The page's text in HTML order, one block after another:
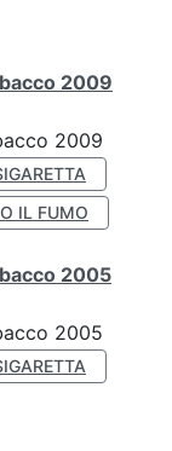
2009
2009
IL FUMO
2005
2005